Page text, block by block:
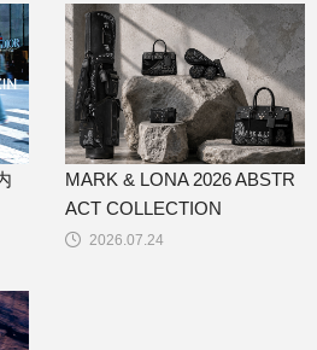
2026.07.24
MARK & LONA 2026 ABSTR
ACT COLLECTION